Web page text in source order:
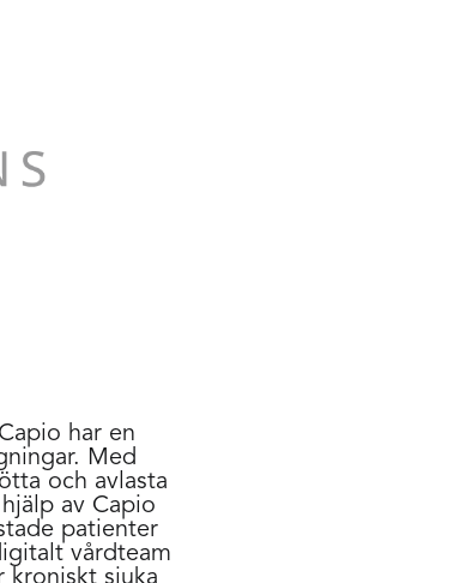
har en
Med
och avlasta
av Capio
patienter
vårdteam